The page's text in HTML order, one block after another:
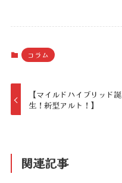
コラム
【マイルドハイブリッド誕
生！新型アルト！】
関連記事